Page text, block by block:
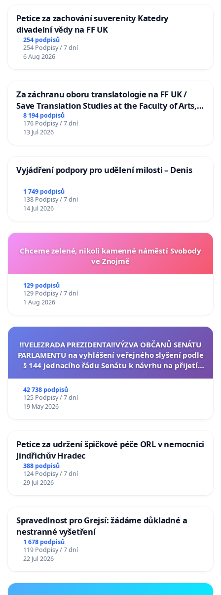
Petice za zachování suverenity Katedry
divadelní vědy na FF UK
254 podpisů
254 Podpisy / 7 dní
6 Aug 2026
Za záchranu oboru translatologie na FF UK /
Save Translation Studies at the Faculty of Arts,
Charles University
8 194 podpisů
176 Podpisy / 7 dní
13 Jul 2026
Vyjádření podpory pro udělení milosti – Denis
1 749 podpisů
138 Podpisy / 7 dní
14 Jul 2026
Chceme zelené, nikoli kamenné náměstí Svobody
ve Znojmě
129 podpisů
129 Podpisy / 7 dní
1 Aug 2026
‼️VELEZRADA PREZIDENTA‼️VÝZVA OBČANŮ SENÁTU
PARLAMENTU na vyhlášení veřejného slyšení podle
§ 144 jednacího řádu Senátu k návrhu na přijetí
42 738 podpisů
125 Podpisy / 7 dní
19 May 2026
Petice za udržení špičkové péče ORL v nemocnici
Jindřichův Hradec
388 podpisů
124 Podpisy / 7 dní
29 Jul 2026
Spravedlnost pro Grejsí: žádáme důkladné a
nestranné vyšetření
1 678 podpisů
119 Podpisy / 7 dní
22 Jul 2026